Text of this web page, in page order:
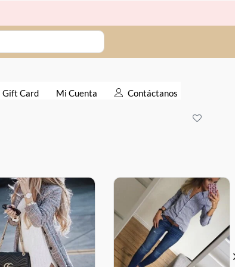
Gift Card Mi Cuenta Contáctanos